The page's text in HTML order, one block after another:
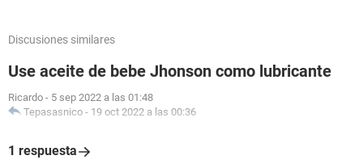
Discusiones similares
Use aceite de bebe Jhonson como lubricante
Ricardo - 5 sep 2022 a las 01:48
Tepasasnico - 19 oct 2022 a las 00:36
1 respuesta